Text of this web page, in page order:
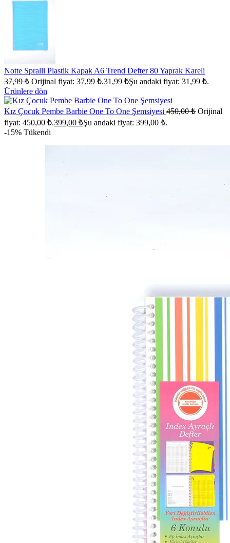
Notte Spralli Plastik Kapak A6 Trend Defter 80 Yaprak Kareli
37,99₺ Orijinal fiyat: 37,99 ₺.31,99 ₺Şu andaki fiyat: 31,99 ₺.
Ürünlere dön
Kız Çocuk Pembe Barbie One To One Şemsiyesi 450,00₺ Orijinal
fiyat: 450,00 ₺.399,00 ₺Şu andaki fiyat: 399,00 ₺.
-15% Tükendi